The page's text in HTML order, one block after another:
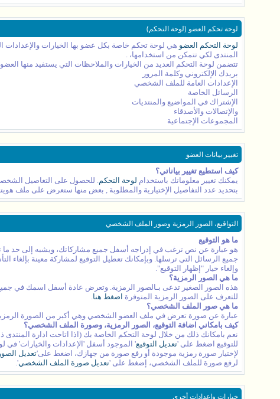
لوحة تحكم العضو (لوحة التحكم)
لوحة التحكم العضو هي لوحة تحكم خاصة بكل عضو بها الخيارات والإعدادات
المنتدى لكي تتمكن من استخدامها، .
تتضمن لوحة التحكم العديد من الخيارات والملاحظات التي يستفيد منها
بريدك الإلكتروني وكلمة المرور
الإعدادات العامة للملف الشخصي
الرسائل الخاصة
الإشتراك في المواضيع والمنتديات
والإتصالات والأصدقاء
المجموعات الإجتماعية
تغيير بيانات العضو
كيف استطيع تغيير بياناتي؟
يمكنك تغيير معلوماتك باستخدام لوحة التحكم. للحصول على التغاصيل
بتحديد عدد التفاصيل الإختيارية والمطلوبة , بعض منها ستعرض على ملف
التواقيع، الصور الرمزية وصور الملف الشخصي
ما هو التوقيع
هو عبارة عن نص ترغب في إدراجه أسفل جميع مشاركاتك، ويشبه إلى حد ما
جميع الرسائل التي ترسلها. وبإمكانك تعطيل التوقيع لمشاركة معينة
وإلغاء خيار "إظهار التوقيع".
ما هي الصور الرمزية؟
هذه الصور الصغير تدعى بـالصور الرمزية. وتعرض عادة أسفل اسمك في جميع
للتعرف على الصور الرمزية المتوفرة اضغط هنا.
ما هي صور الملف الشخصي؟
عبارة عن صورة تعرض في ملف العضو الشخصي وهي أكبر من الصورة
كيف بامكاني اضافة التوقيع، الصور الرمزية، وصورة الملف الشخصي؟
نعم بامكانك ذلك من خلال لوحة التحكم الخاصة بك (اذا اتاحت ادارة المنتدى
للتوقيع اضغط على 'تعديل التوقيع' الموجود أسفل 'الإعدادات والخيارات' في
لإختيار صورة رمزية موجودة أو رفع صورة من جهازك، اضغط على'تعديل
لرفع صورة للملف الشخصي، إضغط على 'تعديل صورة الملف الشخصي'.
خيارات وإعدادات أخرى